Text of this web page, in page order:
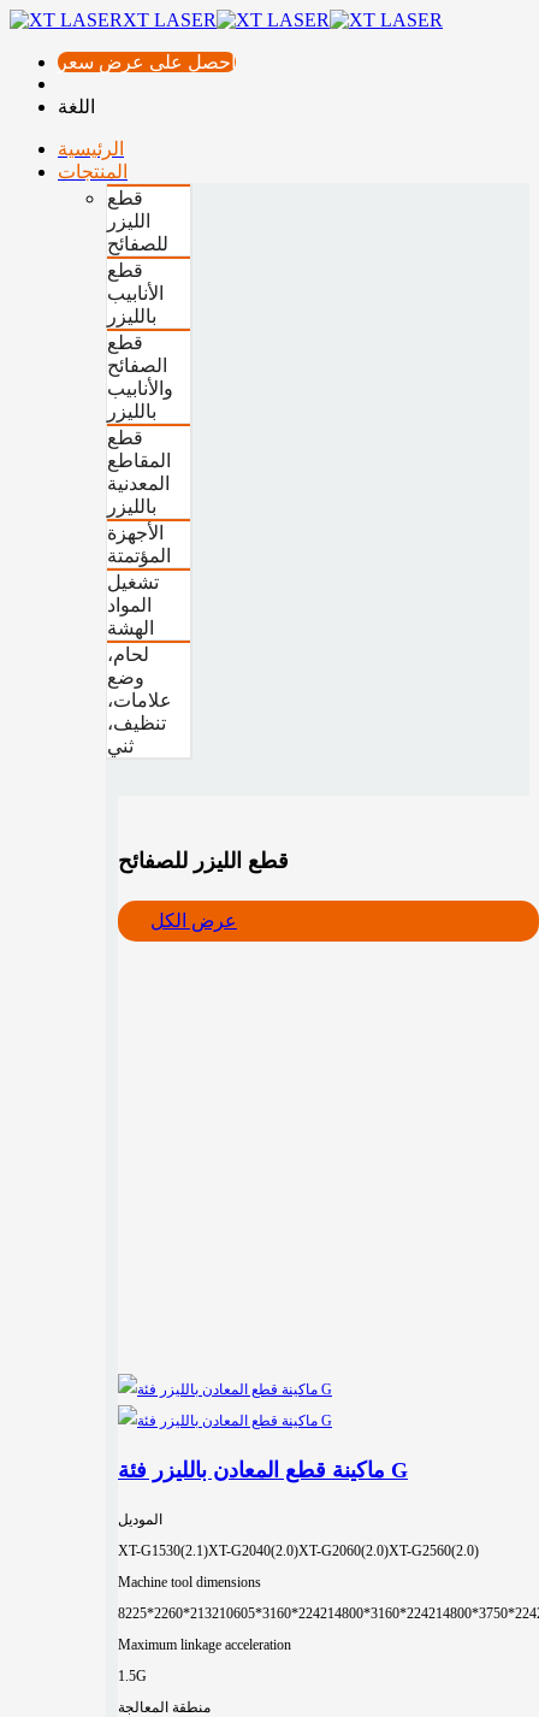
XT LASER
احصل على عرض سعر
اللغة
الرئيسية
المنتجات
قطع
الليزر
للصفائح
قطع
الأنابيب
بالليزر
قطع
الصفائح
والأنابيب
بالليزر
قطع
المقاطع
المعدنية
بالليزر
الأجهزة
المؤتمتة
تشغيل
المواد
الهشة
لحام،
وضع
علامات،
تنظيف،
ثني
قطع الليزر للصفائح
عرض الكل
ماكينة قطع المعادن بالليزر فئة G
الموديل
XT-G1530(2.1)XT-G2040(2.0)XT-G2060(2.0)XT-G2560(2.0)
Machine tool dimensions
8225*2260*213210605*3160*224214800*3160*2242
Maximum linkage acceleration
1.5G
منطقة المعالجة